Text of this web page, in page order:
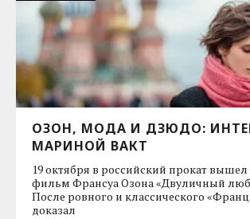
ОЗОН, МОДА И ДЗЮДО:
МАРИНОЙ ВАКТ
19 октября в российский прокат
фильм Франсуа Озона «Двуличный
После ровного и классического
доказал